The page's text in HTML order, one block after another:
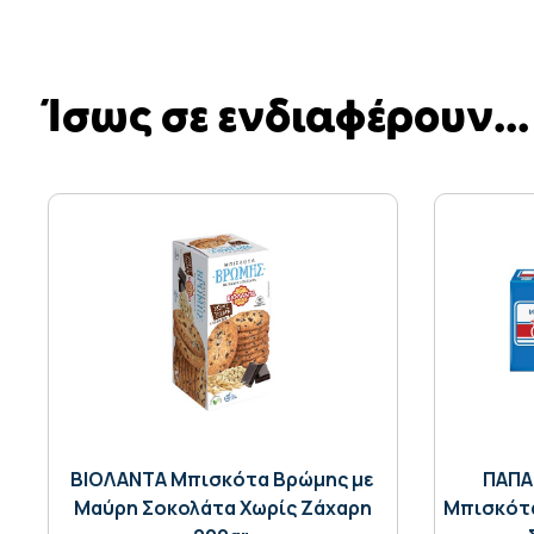
Ίσως σε ενδιαφέρουν...
ΒΙΟΛΑΝΤΑ Μπισκότα Βρώμης με
Μαύρη Σοκολάτα Χωρίς Ζάχαρη